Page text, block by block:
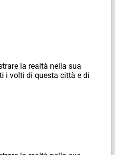
la realtà nella sua
i volti di questa città e di